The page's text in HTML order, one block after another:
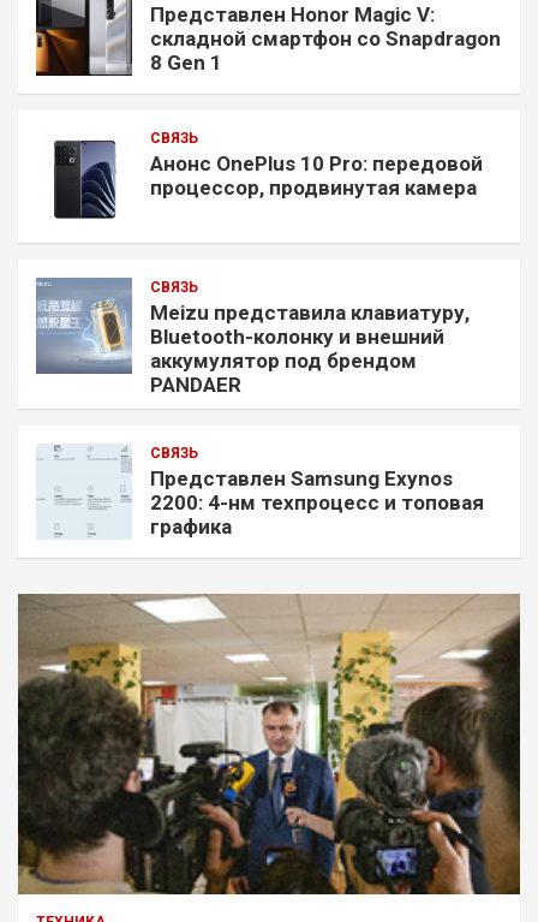
Представлен Honor Magic V:
складной смартфон со Snapdragon
8 Gen 1
СВЯЗЬ
Анонс OnePlus 10 Pro: передовой
процессор, продвинутая камера
СВЯЗЬ
Meizu представила клавиатуру,
Bluetooth-колонку и внешний
аккумулятор под брендом
PANDAER
СВЯЗЬ
Представлен Samsung Exynos
2200: 4-нм техпроцесс и топовая
графика